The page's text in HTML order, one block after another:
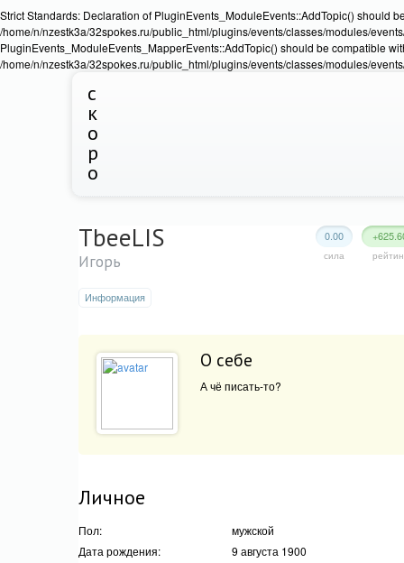
Strict Standards: Declaration of PluginEvents_ModuleEvents::AddTopic() should
/home/n/nzestk3a/32spokes.ru/public_html/plugins/events/classes/modules/
PluginEvents_ModuleEvents_MapperEvents::AddTopic() should be compatible
/home/n/nzestk3a/32spokes.ru/public_html/plugins/events/classes/modules/
с
к
о
р
о
0.00
сила
TbeeLIS
Игорь
Информация
О себе
А чё писать-то?
Личное
Пол:
мужской
Дата рождения:
9 августа 1900